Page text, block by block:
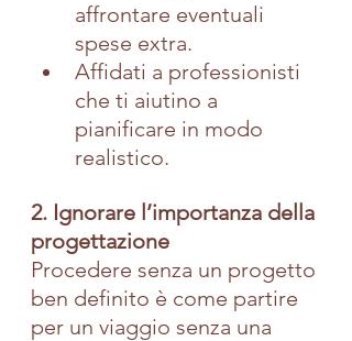
affrontare eventuali
spese extra.
Affidati a professionisti
che ti aiutino a
pianificare in modo
realistico.
2. Ignorare l’importanza della
progettazione
Procedere senza un progetto
ben definito è come partire
per un viaggio senza una